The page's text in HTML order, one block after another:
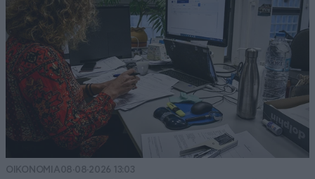
ΟΙΚΟΝΟΜΙΑ08·08·2026 13:03